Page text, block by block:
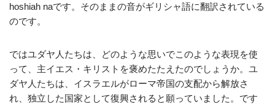
hoshiah naです。そのままの音がギリシャ語に翻訳されている
のです。
ではユダヤ人たちは、どのような思いでこのような表現を使
って、主イエス・キリストを褒めたたえたのでしょうか。ユ
ダヤ人たちは、イスラエルがローマ帝国の支配から解放さ
れ、独立した国家として復興されると願っていました。です